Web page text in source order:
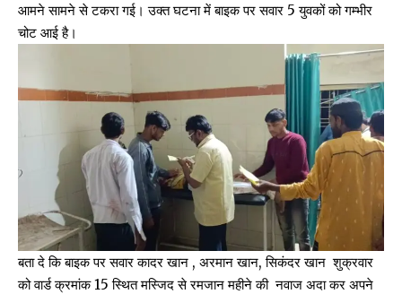
आमने सामने से टकरा गई। उक्त घटना में बाइक पर सवार 5 युवकों को गम्भीर
चोट आई है।
बता दे कि बाइक पर सवार कादर खान , अरमान खान, सिकंदर खान शुक्रवार
को वार्ड क्रमांक 15 स्थित मस्जिद से रमजान महीने की नवाज अदा कर अपने